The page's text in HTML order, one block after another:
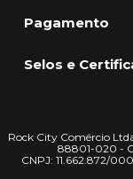
Pagamento
Selos e
Rock City Comércio
88801-020 -
CNPJ: 11.662.872/